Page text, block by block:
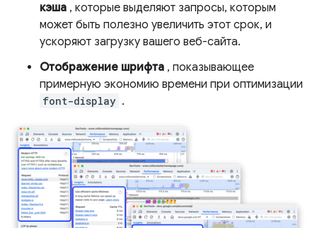
кэша , которые выделяют запросы, которым
может быть полезно увеличить этот срок, и
ускоряют загрузку вашего веб-сайта.
Отображение шрифта , показывающее
примерную экономию времени при оптимизации
font-display .